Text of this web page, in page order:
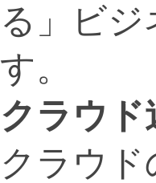
る」ビ
す。
クラウ
クラウ